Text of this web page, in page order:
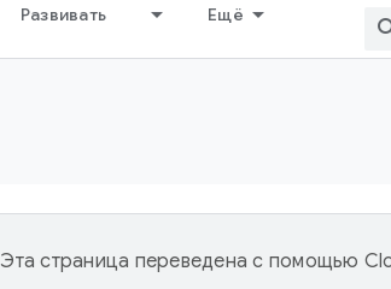
Развивать Ещё
Эта страница переведена с помощью